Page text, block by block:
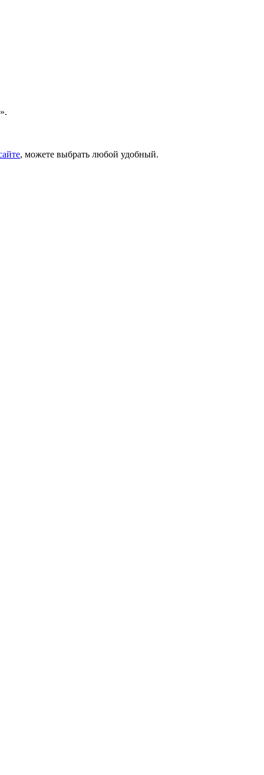
, можете выбрать любой удобный.